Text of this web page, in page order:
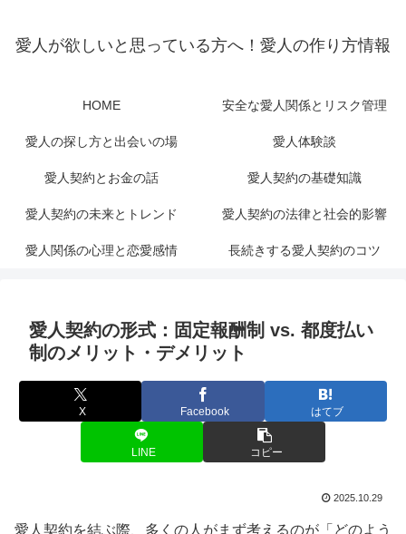
愛人が欲しいと思っている方へ！愛人の作り方情報
HOME 安全な愛人関係とリスク管理
愛人の探し方と出会いの場 愛人体験談
愛人契約とお金の話 愛人契約の基礎知識
愛人契約の未来とトレンド 愛人契約の法律と社会的影響
愛人関係の心理と恋愛感情 長続きする愛人契約のコツ
愛人契約の形式：固定報酬制 vs. 都度払い
制のメリット・デメリット
X Facebook はてブ
LINE コピー
2025.10.29
愛人契約を結ぶ際、多くの人がまず考えるのが「どのよう